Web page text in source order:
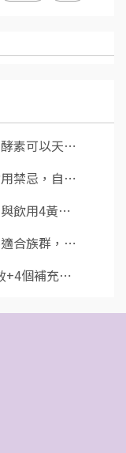
素可以天⋯
禁忌，自⋯
飲用4黃⋯
合族群，⋯
+4個補充⋯